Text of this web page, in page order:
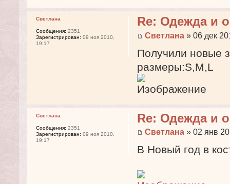
Re: Одежда и
Светлана » 06 дек
Получили новые
размеры:S,M,L
Светлана
Сообщения: 2351
Зарегистрирован: 09 ноя 2010,
19:17
Re: Одежда и
Светлана » 02 янв
В Новый год в
Светлана
Сообщения: 2351
Зарегистрирован: 09 ноя 2010,
19:17